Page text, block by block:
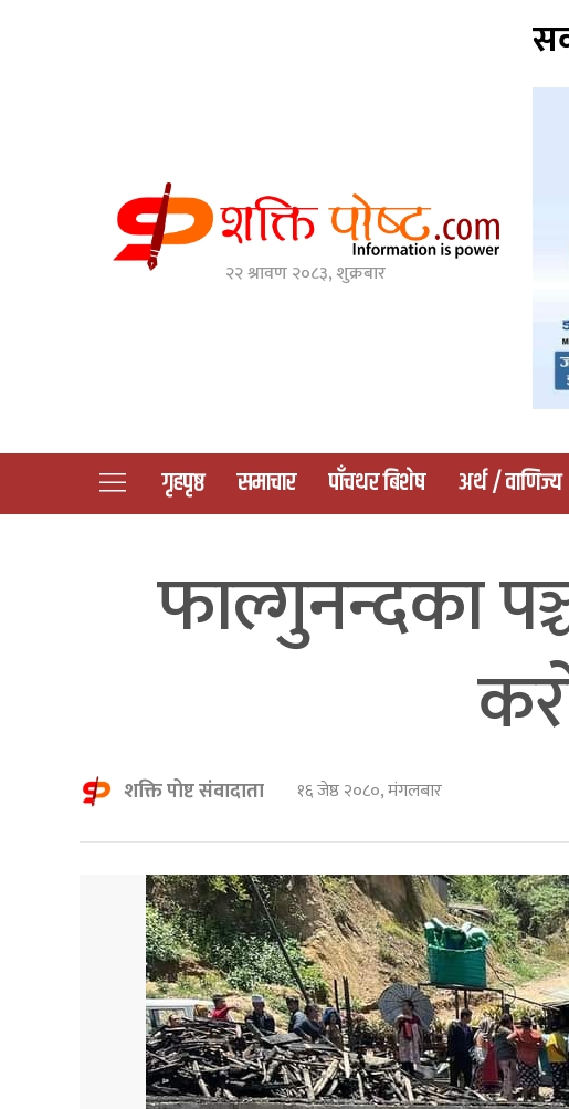
२२ श्रावण २०८३, शुक्रबार
गृहपृष्ठ समाचार पाँचथर बिशेष अर्थ / वाणिज्य
फाल्गुनन्दका
शक्ति पोष्ट संवादाता १६ जेष्ठ २०८०, मंगलबार